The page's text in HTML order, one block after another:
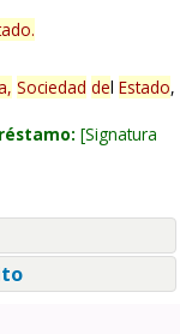
.
Sociedad del Estado,
Signatura